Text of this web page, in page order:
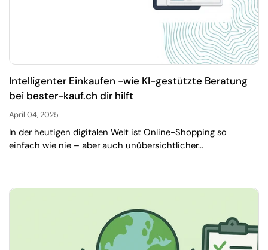
Intelligenter Einkaufen -wie KI-gestützte Beratung
bei bester-kauf.ch dir hilft
April 04, 2025
In der heutigen digitalen Welt ist Online-Shopping so
einfach wie nie – aber auch unübersichtlicher...